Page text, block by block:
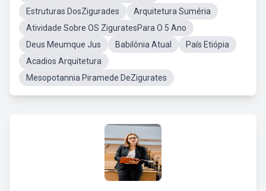
Estruturas DosZigurades
Arquitetura Suméria
Atividade Sobre OS ZiguratesPara O 5 Ano
Deus Meumque Jus
Babilônia Atual
País Etiópia
Acadios Arquitetura
Mesopotannia Piramede DeZigurates